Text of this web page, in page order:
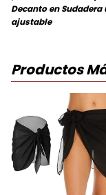
Decantoen
ajustable
Productos